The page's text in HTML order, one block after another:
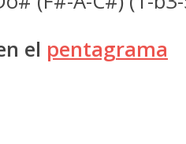
el pentagrama